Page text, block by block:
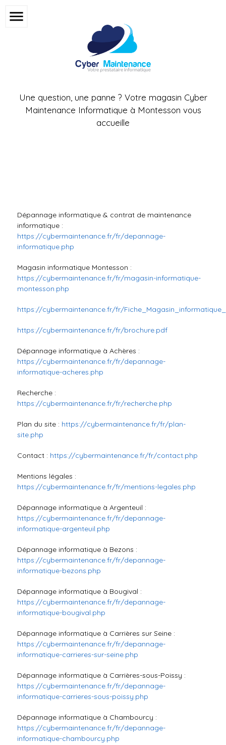
menu
Une question, une panne ? Votre magasin Cyber
Maintenance Informatique à Montesson vous
accueille
Dépannage informatique & contrat de maintenance
informatique :
https://cybermaintenance.fr/fr/depannage-
informatique.php
Magasin informatique Montesson :
https://cybermaintenance.fr/fr/magasin-informatique-
montesson.php
https://cybermaintenance.fr/fr/
https://cybermaintenance.fr/fr/brochure.pdf
Dépannage informatique à Achères :
https://cybermaintenance.fr/fr/depannage-
informatique-acheres.php
Recherche :
https://cybermaintenance.fr/fr/recherche.php
Plan du site : https://cybermaintenance.fr/fr/plan-
site.php
Contact : https://cybermaintenance.fr/fr/contact.php
Mentions légales :
https://cybermaintenance.fr/fr/mentions-legales.php
Dépannage informatique à Argenteuil :
https://cybermaintenance.fr/fr/depannage-
informatique-argenteuil.php
Dépannage informatique à Bezons :
https://cybermaintenance.fr/fr/depannage-
informatique-bezons.php
Dépannage informatique à Bougival :
https://cybermaintenance.fr/fr/depannage-
informatique-bougival.php
Dépannage informatique à Carrières sur Seine :
https://cybermaintenance.fr/fr/depannage-
informatique-carrieres-sur-seine.php
Dépannage informatique à Carrières-sous-Poissy :
https://cybermaintenance.fr/fr/depannage-
informatique-carrieres-sous-poissy.php
Dépannage informatique à Chambourcy :
https://cybermaintenance.fr/fr/depannage-
informatique-chambourcy.php